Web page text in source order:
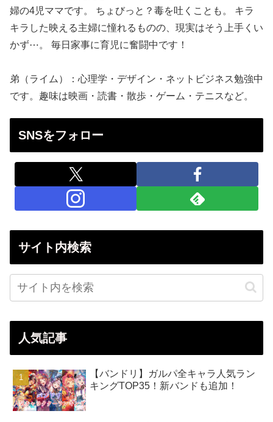
婦の4児ママです。 ちょびっと？毒を吐くことも。 キラ
キラした映える主婦に憧れるものの、現実はそう上手くい
かず⋯。 毎日家事に育児に奮闘中です！
弟（ライム）：心理学・デザイン・ネットビジネス勉強中
です。趣味は映画・読書・散歩・ゲーム・テニスなど。
SNSをフォロー
サイト内検索
人気記事
【バンドリ】ガルパ全キャラ人気ラン
キングTOP35！新バンドも追加！